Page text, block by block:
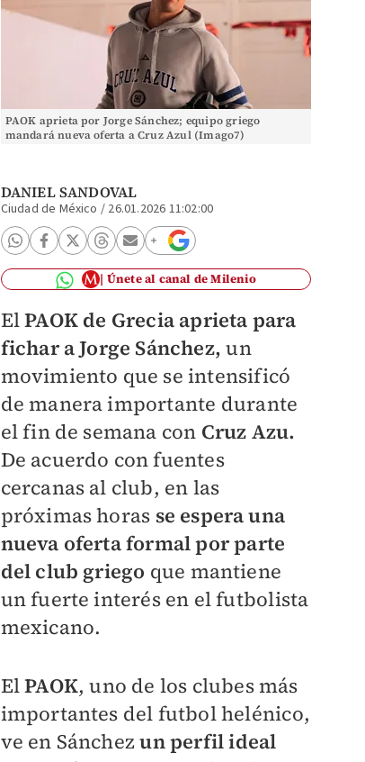
PAOK aprieta por Jorge Sánchez; equipo griego
mandará nueva oferta a Cruz Azul (Imago7)
DANIEL SANDOVAL
Ciudad de México / 26.01.2026 11:02:00
Únete al canal de Milenio
ElPAOK de Grecia aprieta para
fichar a Jorge Sánchez, un
movimiento que se intensificó
de manera importante durante
el fin de semana con Cruz Azu.
De acuerdo con fuentes
cercanas al club, en las
próximas horas se espera una
nueva oferta formal por parte
del club griego que mantiene
un fuerte interés en el futbolista
mexicano.
ElPAOK, uno de los clubes más
importantes del futbol helénico,
ve en Sánchezun perfil ideal